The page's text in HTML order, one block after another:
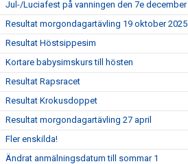
Jul-/Luciafest på vanningen den 7e december
Resultat morgondagartävling 19 oktober 2025
Resultat Höstsippesim
Kortare babysimskurs till hösten
Resultat Rapsracet
Resultat Krokusdoppet
Resultat morgondagartävling 27 april
Fler enskilda!
Ändrat anmälningsdatum till sommar 1